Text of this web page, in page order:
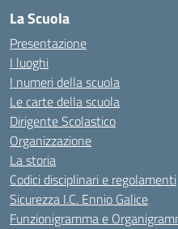
La Scuola
Presentazione
I luoghi
I numeri della scuola
Le carte della scuola
Dirigente Scolastico
Organizzazione
La storia
Codici disciplinari e regolamenti
Sicurezza I.C. Ennio Galice
Funzionigramma e